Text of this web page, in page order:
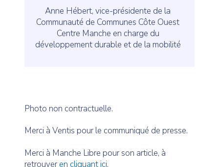
Anne Hébert, vice-présidente de la
Communauté de Communes Côte Ouest
Centre Manche en charge du
développement durable et de la mobilité
Photo non contractuelle.
Merci à Ventis pour le communiqué de presse.
Merci à Manche Libre pour son article, à
retrouveren cliquant ici.